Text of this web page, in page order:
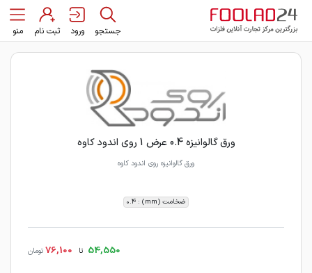
جستجو ورود ثبت نام منو
ورق گالوانیزه 0.4 عرض 1 روی اندود کاوه
ورق گالوانیزه روی اندود کاوه
ضخامت (mm) : 0.4
54,550 تا 76,100 تومان